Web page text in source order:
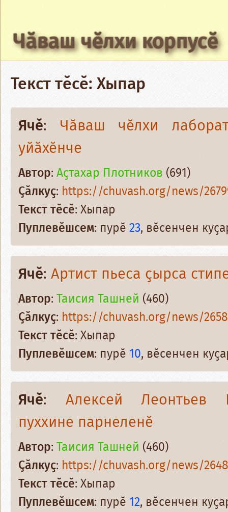
Чӑваш чӗлхи корпусӗ
Текст тӗсӗ: Хыпар
Ячӗ: Чӑваш чӗлхи
уйӑхӗнче
Автор:Аҫтахар Плотников (691)
Ҫӑлкуҫ: https://chuvash.org/news/
Текст тӗсӗ: Хыпар
Пуплевӗшсем: пурӗ23, вӗсенчен
Ячӗ: Артист пьеса ҫырса
Автор:Таисия Ташней (460)
Ҫӑлкуҫ: https://chuvash.org/news/
Текст тӗсӗ: Хыпар
Пуплевӗшсем: пурӗ 10, вӗсенчен
Ячӗ: Алексей Леонтьев
пуххине парнеленӗ
Автор:Таисия Ташней (460)
Ҫӑлкуҫ: https://chuvash.org/news/
Текст тӗсӗ: Хыпар
Пуплевӗшсем: пурӗ 12, вӗсенчен